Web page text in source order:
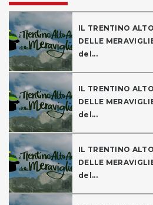
IL TRENTINO
DELLE
del...
IL TRENTINO
DELLE
del...
IL TRENTINO
DELLE
del...